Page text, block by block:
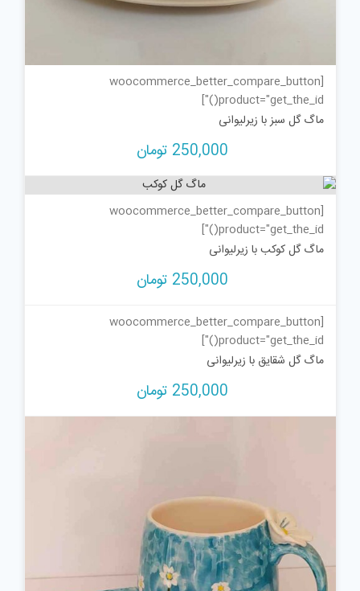
[woocommerce_better_compare_button
product="get_the_id()"]
ماگ گل سبز با زیرلیوانی
250,000 تومان
[woocommerce_better_compare_button
product="get_the_id()"]
ماگ گل کوکب با زیرلیوانی
250,000 تومان
[woocommerce_better_compare_button
product="get_the_id()"]
ماگ گل شقایق با زیرلیوانی
250,000 تومان